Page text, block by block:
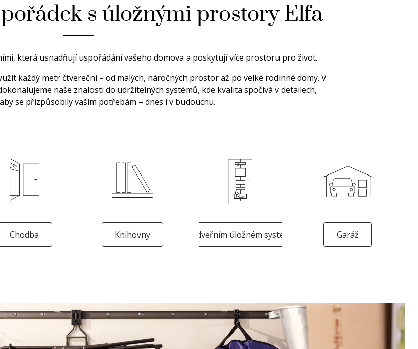
s úložnými prostory Elfa
která usnadňují uspořádání vašeho domova a poskytují více prostoru pro život.
každý metr čtvereční – od malých, náročných prostor až po velké rodinné domy. V
naše znalosti do udržitelných systémů, kde kvalita spočívá v detailech,
se přizpůsobily vašim potřebám – dnes i v budoucnu.
Chodba Knihovny Na dveřním úložném systému Garáž